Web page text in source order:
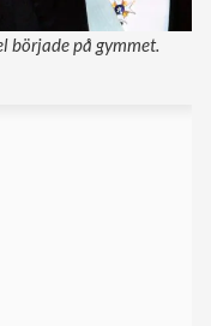
började på gymmet.